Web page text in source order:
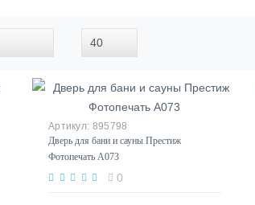
895798
Дверь для бани и сауны Престиж
Фотопечать А073
0